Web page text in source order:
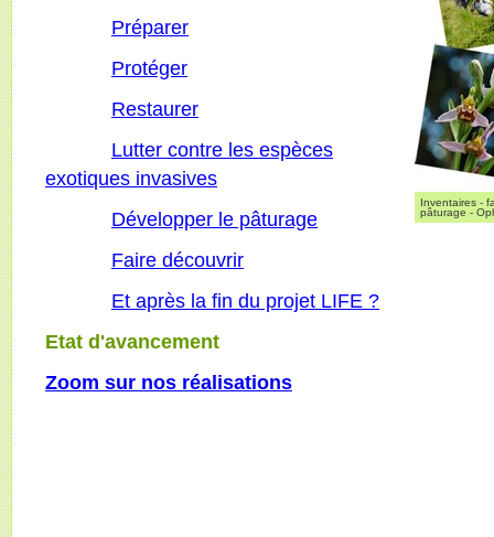
Inventaires -
pâturage -
Préparer
Protéger
Restaurer
Lutter contre les espèces
exotiques invasives
Développer le pâturage
Faire découvrir
Et après la fin du projet LIFE ?
Etat d'avancement
Zoom sur nos réalisations